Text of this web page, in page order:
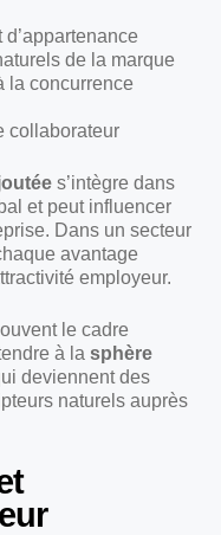
de la marque
la concurrence
collaborateur
s’intègre dans
et peut influencer
Dans un secteur
avantage
employeur.
le cadre
à la sphère
deviennent des
naturels auprès